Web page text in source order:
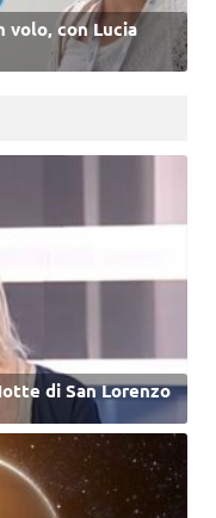
volo, con Lucia
di San Lorenzo